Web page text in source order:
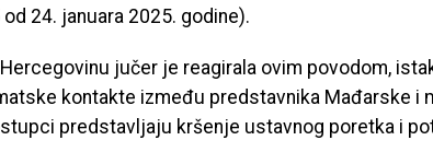
24. januara 2025. godine).
Hercegovinu jučer je reagirala ovim povodom,
kontakte između predstavnika Mađarske i
predstavljaju kršenje ustavnog poretka i